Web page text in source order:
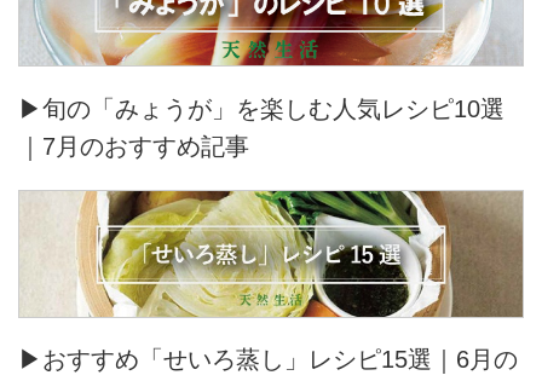
▶旬の「みょうが」を楽しむ人気レシピ10選
｜7月のおすすめ記事
▶おすすめ「せいろ蒸し」レシピ15選｜6月の